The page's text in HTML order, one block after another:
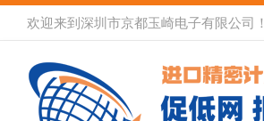
欢迎来到深圳市京都玉崎电子有限公司！